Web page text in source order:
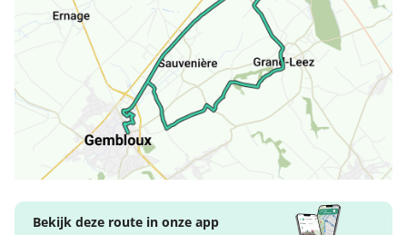
Bekijk deze route in onze app